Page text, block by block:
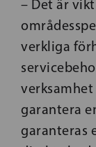
– Det är
verkliga
garantera
garanteras